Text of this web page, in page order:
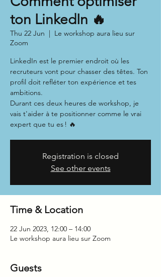
ton LinkedIn 🔥
Thu 22 Jun
  |
Le workshop aura lieu sur
Zoom
LinkedIn est le premier endroit où les
recruteurs vont pour chasser des têtes. Ton
profil doit refléter ton expérience et tes
ambitions.
Durant ces deux heures de workshop, je
vais t'aider à te positionner comme le vrai
expert que tu es ! 🔥
Registration is closed
See other events
Time & Location
22 Jun 2023, 12:00 – 14:00
Le workshop aura lieu sur Zoom
Guests